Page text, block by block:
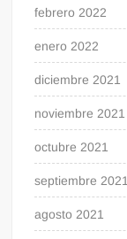
febrero 2022
enero 2022
diciembre 2021
noviembre 2021
octubre 2021
septiembre 2021
agosto 2021